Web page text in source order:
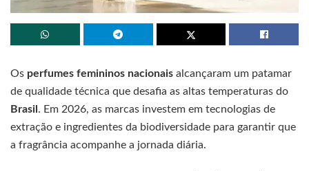
Os perfumes femininos nacionais alcançaram um patamar
de qualidade técnica que desafia as altas temperaturas do
Brasil . Em 2026, as marcas investem em tecnologias de
extração e ingredientes da biodiversidade para garantir que
a fragrância acompanhe a jornada diária.